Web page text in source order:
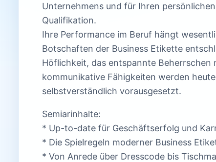
Unternehmens und für Ihren
Qualifikation.
Ihre Performance im Beruf hängt
Botschaften der Business Etikette
Höflichkeit, das entspannte
kommunikative Fähigkeiten werden
selbstverständlich vorausgesetzt.
Semiarinhalte:
* Up-to-date für Geschäftserfolg und
* Die Spielregeln moderner Business
* Von Anrede über Dresscode bis